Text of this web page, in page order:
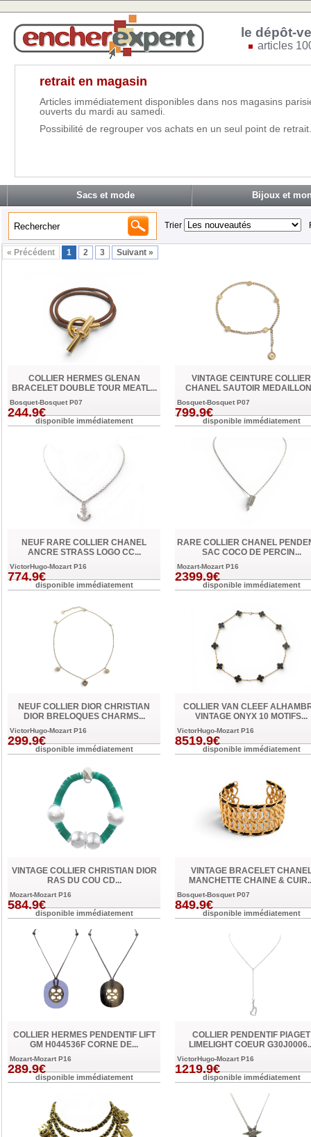
le dépôt-
articles
retrait en magasin
Articles immédiatement disponibles dans nos magasins
ouverts du mardi au samedi.
Possibilité de regrouper vos achats en un seul point de retrait.
Sacs et mode Bijoux et
Trier
« Précédent 1 2 3 Suivant »
COLLIER HERMES GLENAN
BRACELET DOUBLE TOUR MEATL...
Bosquet-Bosquet P07
244.9€
disponible immédiatement
VINTAGE CEINTURE COLLIER
CHANEL SAUTOIR
Bosquet-Bosquet P07
799.9€
disponible immédiatement
NEUF RARE COLLIER CHANEL
ANCRE STRASS LOGO CC...
VictorHugo-Mozart P16
774.9€
disponible immédiatement
RARE COLLIER CHANEL
SAC COCO DE PERCIN...
Mozart-Mozart P16
2399.9€
disponible immédiatement
NEUF COLLIER DIOR CHRISTIAN
DIOR BRELOQUES CHARMS...
VictorHugo-Mozart P16
299.9€
disponible immédiatement
COLLIER VAN CLEEF
VINTAGE ONYX 10 MOTIFS...
VictorHugo-Mozart P16
8519.9€
disponible immédiatement
VINTAGE COLLIER CHRISTIAN DIOR
RAS DU COU CD...
Mozart-Mozart P16
584.9€
disponible immédiatement
VINTAGE BRACELET
MANCHETTE CHAINE &
Bosquet-Bosquet P07
849.9€
disponible immédiatement
COLLIER HERMES PENDENTIF LIFT
GM H044536F CORNE DE...
Mozart-Mozart P16
289.9€
disponible immédiatement
COLLIER PENDENTIF PIAGET
LIMELIGHT COEUR
VictorHugo-Mozart P16
1219.9€
disponible immédiatement